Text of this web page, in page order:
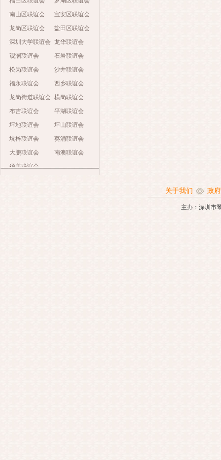
南山区联谊会
宝安区联谊会
龙岗区联谊会
盐田区联谊会
深圳大学联谊会 龙华联谊会
观澜联谊会
石岩联谊会
松岗联谊会
沙井联谊会
福永联谊会
西乡联谊会
龙岗街道联谊会 横岗联谊会
布吉联谊会
平湖联谊会
坪地联谊会
坪山联谊会
坑梓联谊会
葵涌联谊会
大鹏联谊会
南澳联谊会
径美联谊会
关于我们 政
主办：深圳